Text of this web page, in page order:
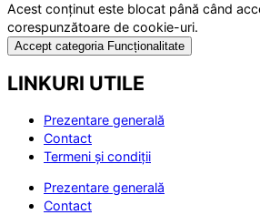
Acest conținut este blocat până când
corespunzătoare de cookie-uri.
Accept categoria Funcționalitate
LINKURI UTILE
Prezentare generală
Contact
Termeni și condiții
Prezentare generală
Contact